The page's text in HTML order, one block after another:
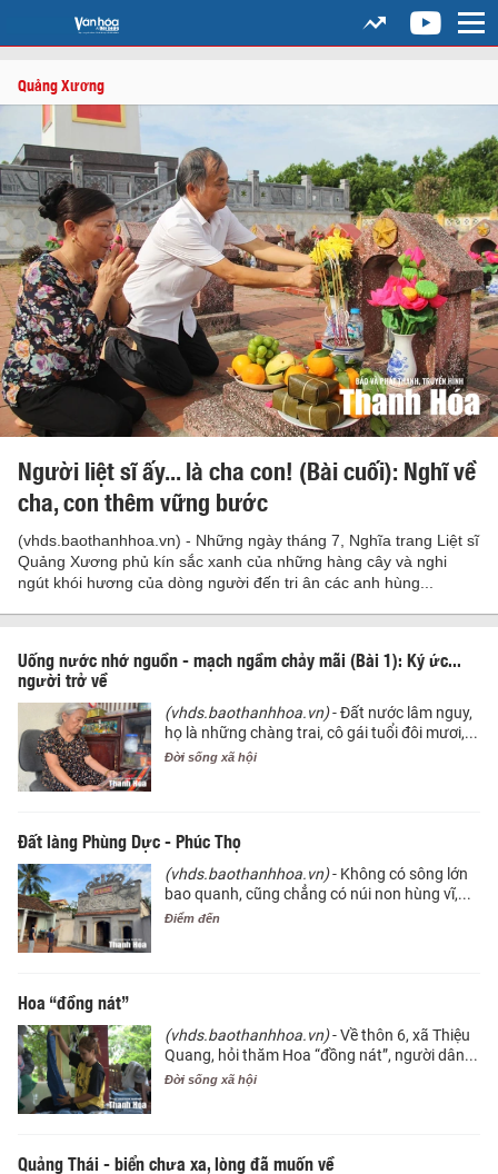
Quảng Xương
Người liệt sĩ ấy... là cha con! (Bài cuối): Nghĩ về
cha, con thêm vững bước
(vhds.baothanhhoa.vn) - Những ngày tháng 7, Nghĩa trang Liệt sĩ
Quảng Xương phủ kín sắc xanh của những hàng cây và nghi
ngút khói hương của dòng người đến tri ân các anh hùng...
Uống nước nhớ nguồn - mạch ngầm chảy mãi (Bài 1): Ký ức...
người trở về
(vhds.baothanhhoa.vn)- Đất nước lâm nguy,
họ là những chàng trai, cô gái tuổi đôi mươi,...
Đời sống xã hội
Đất làng Phùng Dực - Phúc Thọ
(vhds.baothanhhoa.vn)- Không có sông lớn
bao quanh, cũng chẳng có núi non hùng vĩ,...
Điểm đến
Hoa “đồng nát”
(vhds.baothanhhoa.vn)- Về thôn 6, xã Thiệu
Quang, hỏi thăm Hoa “đồng nát”, người dân...
Đời sống xã hội
Quảng Thái - biển chưa xa, lòng đã muốn về